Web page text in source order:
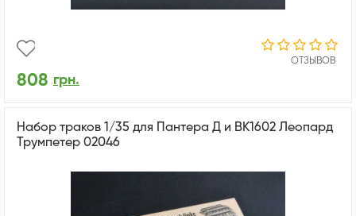
ОТЗЫВОВ
808 грн.
Набор траков 1/35 для Пантера Д и ВК1602 Леопард
Трумпетер 02046